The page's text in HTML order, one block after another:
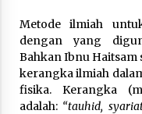
Metode ilmiah
dengan yang
Bahkan Ibnu
kerangka ilmiah
fisika. Kerangka
adalah: “tauhid,